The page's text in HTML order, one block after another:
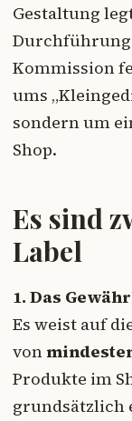
Gestaltung
Kommission
ums
sondern um
Shop.
Es sind
Label
1. Das
Es weist auf
von
Produkte im
grundsätzlich